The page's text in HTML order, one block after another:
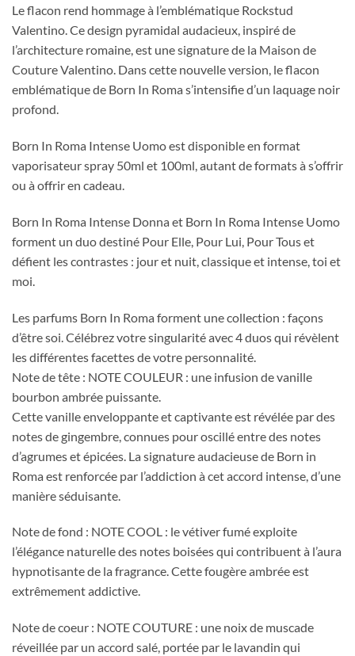
Le flacon rend hommage à l’emblématique Rockstud
Valentino.Ce design pyramidal audacieux, inspiré de
l’architecture romaine, est une signature de la Maison de
Couture Valentino. Dans cette nouvelle version, le flacon
emblématique de Born In Roma s’intensifie d’un laquage noir
profond.
Born In Roma Intense Uomo est disponible en format
vaporisateur spray 50ml et 100ml, autant de formats à s’offrir
ou à offrir en cadeau.
Born In Roma Intense Donna et Born In Roma Intense Uomo
forment un duo destiné Pour Elle, Pour Lui, Pour Tous et
défient les contrastes : jour et nuit, classique et intense, toi et
moi.
Les parfums Born In Roma forment une collection : façons
d’être soi. Célébrez votre singularité avec 4 duos qui révèlent
les différentes facettes de votre personnalité.
Note de tête : NOTE COULEUR : une infusion de vanille
bourbon ambrée puissante.
Cette vanille enveloppante et captivante est révélée par des
notes de gingembre, connues pour oscillé entre des notes
d’agrumes et épicées. La signature audacieuse de Born in
Roma est renforcée par l’addiction à cet accord intense, d’une
manière séduisante.
Note de fond : NOTE COOL : le vétiver fumé exploite
l’élégance naturelle des notes boisées qui contribuent à l’aura
hypnotisante de la fragrance.Cette fougère ambrée est
extrêmement addictive.
Note de coeur : NOTE COUTURE : une noix de muscade
réveillée par un accord salé, portée par le lavandin qui